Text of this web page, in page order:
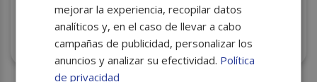
B.BLOCK COMPOSTABLE 30X40+3 ESTANDAR C/5 PQT
mejorar la experiencia, recopilar datos
analíticos y, en el caso de llevar a cabo
campañas de publicidad, personalizar los
anuncios y analizar su efectividad. Política
de privacidad